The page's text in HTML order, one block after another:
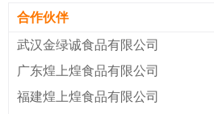
输送台等
自2005年单
机问世以来
技术含量...
合作伙伴
武汉金绿诚食品有限公司
广东煌上煌食品有限公司
福建煌上煌食品有限公司